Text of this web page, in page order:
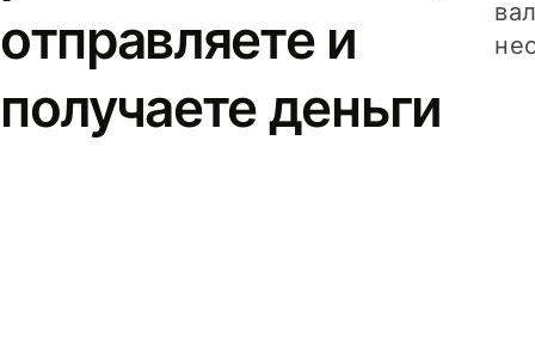
отправляете и
получаете деньги